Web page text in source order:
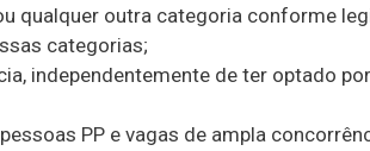
qualquer outra categoria conforme
categorias;
independentemente de ter optado
PP e vagas de ampla